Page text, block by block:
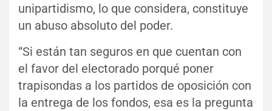
unipartidismo, lo que considera, constituye
un abuso absoluto del poder.
“Si están tan seguros en que cuentan con
el favor del electorado porqué poner
trapisondas a los partidos de oposición con
la entrega de los fondos, esa es la pregunta